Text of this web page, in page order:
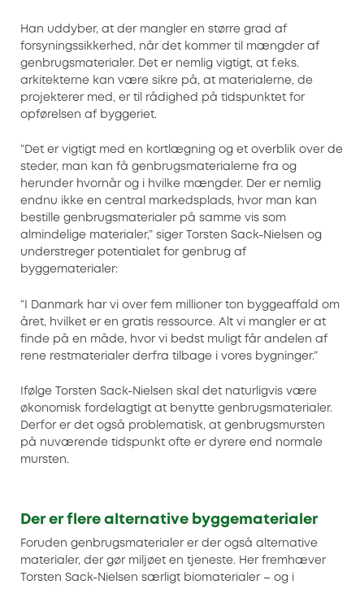
Han uddyber, at der mangler en større grad af
forsyningssikkerhed, når det kommer til mængder af
genbrugsmaterialer. Det er nemlig vigtigt, at f.eks.
arkitekterne kan være sikre på, at materialerne, de
projekterer med, er til rådighed på tidspunktet for
opførelsen af byggeriet.
“Det er vigtigt med en kortlægning og et overblik over de
steder, man kan få genbrugsmaterialerne fra og
herunder hvornår og i hvilke mængder. Der er nemlig
endnu ikke en central markedsplads, hvor man kan
bestille genbrugsmaterialer på samme vis som
almindelige materialer,” siger Torsten Sack-Nielsen og
understreger potentialet for genbrug af
byggematerialer:
“I Danmark har vi over fem millioner ton byggeaffald om
året, hvilket er en gratis ressource. Alt vi mangler er at
finde på en måde, hvor vi bedst muligt får andelen af
rene restmaterialer derfra tilbage i vores bygninger.”
Ifølge Torsten Sack-Nielsen skal det naturligvis være
økonomisk fordelagtigt at benytte genbrugsmaterialer.
Derfor er det også problematisk, at genbrugsmursten
på nuværende tidspunkt ofte er dyrere end normale
mursten.
Der er flere alternative byggematerialer
Foruden genbrugsmaterialer er der også alternative
materialer, der gør miljøet en tjeneste. Her fremhæver
Torsten Sack-Nielsen særligt biomaterialer – og i